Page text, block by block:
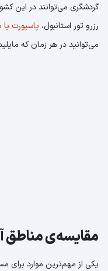
گردشگری می‌توانند در این
رزرو تور استانبول، پاسپورت با مدت
می‌توانید در هر زمان که
مقایسه‌ی مناطق
یکی از مهم‌ترین موارد برای